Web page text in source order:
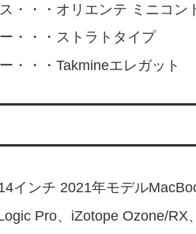
・・・オリエンテ ミニコン
・・・ストラトタイプ
・・・Takmineエレガット
インチ 2021年モデル
Pro、iZotope Ozone/RX